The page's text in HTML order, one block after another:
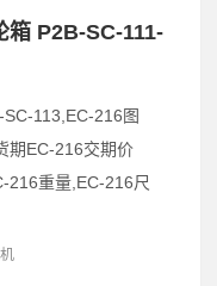
箱 P2B-SC-111-
113,EC-216图
期EC-216交期价
216重量,EC-216尺